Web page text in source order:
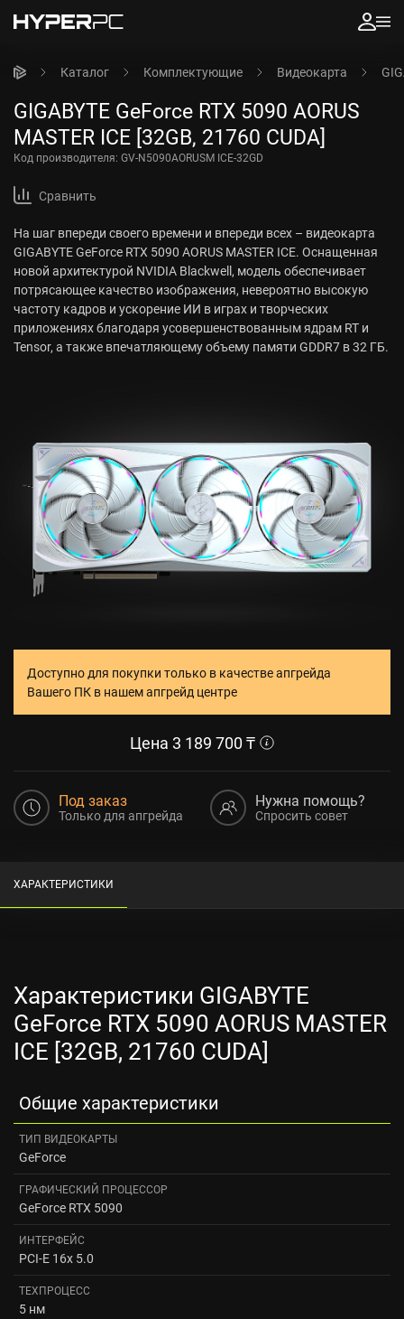
Каталог Комплектующие Видеокарта
GIGABYTE GeForce RTX 5090 AORUS
MASTER ICE [32GB, 21760 CUDA]
Код производителя: GV-N5090AORUSM ICE-32GD
Сравнить
На шаг впереди своего времени и впереди всех – видеокарта
GIGABYTE GeForce RTX 5090 AORUS MASTER ICE. Оснащенная
новой архитектурой NVIDIA Blackwell, модель обеспечивает
потрясающее качество изображения, невероятно высокую
частоту кадров и ускорение ИИ в играх и творческих
приложениях благодаря усовершенствованным ядрам RT и
Tensor, а также впечатляющему объему памяти GDDR7 в 32 ГБ.
Доступно для покупки только в качестве апгрейда
Вашего ПК в нашем апгрейд центре
Цена 3 189 700 ₸
Под заказ
Только для апгрейда
Нужна помощь?
Спросить совет
ХАРАКТЕРИСТИКИ
Характеристики GIGABYTE
GeForce RTX 5090 AORUS MASTER
ICE [32GB, 21760 CUDA]
Общие характеристики
ТИП ВИДЕОКАРТЫ
GeForce
ГРАФИЧЕСКИЙ ПРОЦЕССОР
GeForce RTX 5090
ИНТЕРФЕЙС
PCI-E 16x 5.0
ТЕХПРОЦЕСС
5 нм